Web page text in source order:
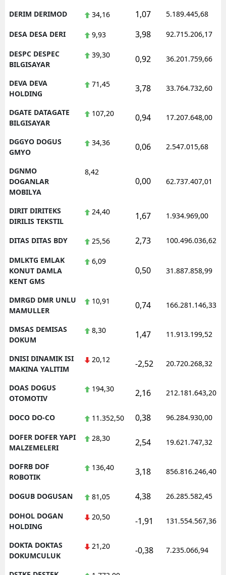
DERIM DERIMOD 34,16 1,07 5.189.445,68
DESA DESA DERI 9,93 3,98 92.715.206,17
DESPC DESPEC
BILGISAYAR
39,30 0,92 36.201.759,66
DEVA DEVA
HOLDING
71,45 3,78 33.764.732,60
DGATE DATAGATE
BILGISAYAR
107,20 0,94 17.207.648,00
DGGYO DOGUS
GMYO
34,36 0,06 2.547.015,68
DGNMO
DOGANLAR
MOBILYA
8,42
0,00 62.737.407,01
DIRIT DIRITEKS
DIRILIS TEKSTIL
24,40 1,67 1.934.969,00
DITAS DITAS BDY 25,56 2,73 100.496.036,62
DMLKTG EMLAK
KONUT DAMLA
KENT GMS
6,09
0,50 31.887.858,99
DMRGD DMR UNLU
MAMULLER
10,91 0,74 166.281.146,33
DMSAS DEMISAS
DOKUM
8,30 1,47 11.913.199,52
DNISI DINAMIK ISI
MAKINA YALITIM
20,12 -2,52 20.720.268,32
DOAS DOGUS
OTOMOTIV
194,30 2,16 212.181.643,20
DOCO DO-CO 11.352,50 0,38 96.284.930,00
DOFER DOFER YAPI
MALZEMELERI
28,30 2,54 19.621.747,32
DOFRB DOF
ROBOTIK
136,40 3,18 856.816.246,40
DOGUB DOGUSAN 81,05 4,38 26.285.582,45
DOHOL DOGAN
HOLDING
20,50 -1,91 131.554.567,36
DOKTA DOKTAS
DOKUMCULUK
21,20 -0,38 7.235.066,94